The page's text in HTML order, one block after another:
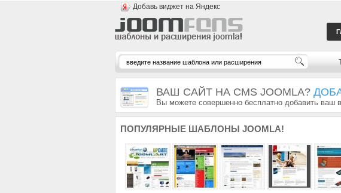
Добавь виджет на Яндекс
ВАШ САЙТ НА CMS JOOMLA?
Вы можете совершенно бесплатно добавить ваш
ПОПУЛЯРНЫЕ ШАБЛОНЫ JOOMLA!